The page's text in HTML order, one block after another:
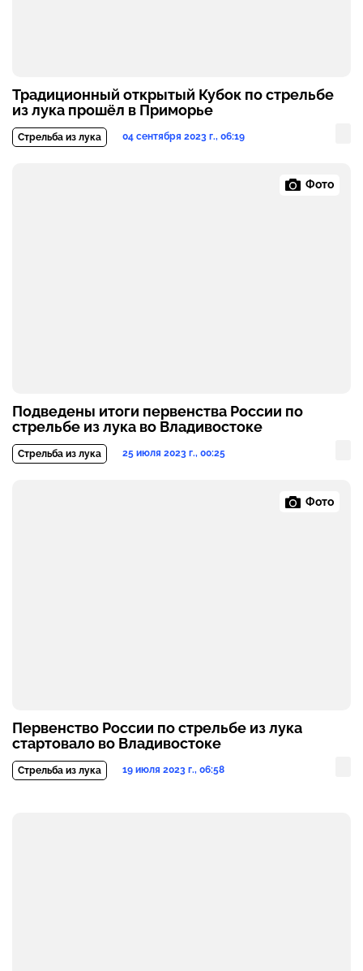
Традиционный открытый Кубок по стрельбе
из лука прошёл в Приморье
Стрельба из лука 04 сентября 2023 г., 06:19
Фото
Подведены итоги первенства России по
стрельбе из лука во Владивостоке
Стрельба из лука 25 июля 2023 г., 00:25
Фото
Первенство России по стрельбе из лука
стартовало во Владивостоке
Стрельба из лука 19 июля 2023 г., 06:58